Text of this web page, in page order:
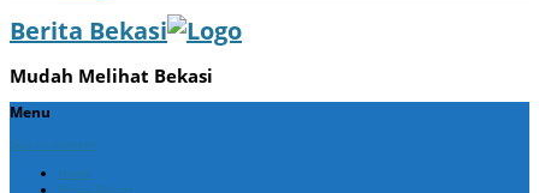
Berita Bekasi
Mudah Melihat Bekasi
Menu
Skip to content
Home
Berita Bekasi